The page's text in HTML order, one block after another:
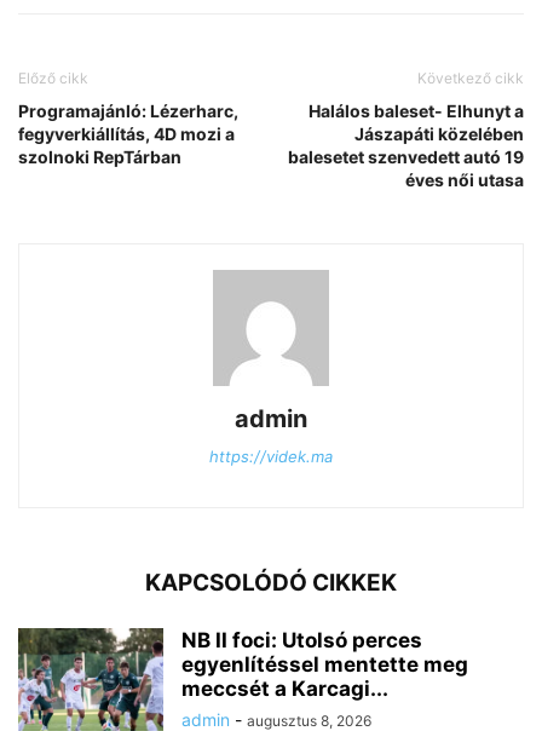
Előző cikk
Programajánló: Lézerharc,
fegyverkiállítás, 4D mozi a
szolnoki RepTárban
Következő cikk
Halálos baleset- Elhunyt a
Jászapáti közelében
balesetet szenvedett autó 19
éves női utasa
admin
https://videk.ma
KAPCSOLÓDÓ CIKKEK
NB II foci: Utolsó perces
egyenlítéssel mentette meg
meccsét a Karcagi...
admin - augusztus 8, 2026